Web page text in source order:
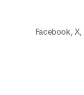
Facebook,X,